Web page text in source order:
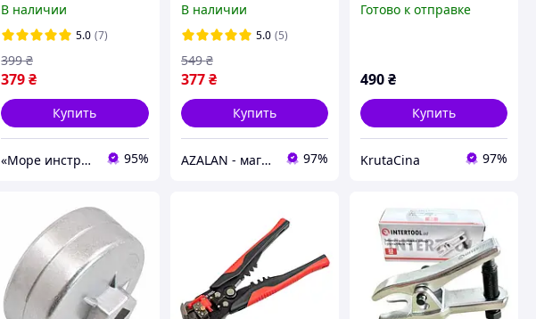
мм Intertool STP HT-
7001
В наличии
5.0 (7)
379₴
399 ₴
Купить
«Море инструментов» 95%
обжимных клемм,
STORM INTERTOOL HT-
7024
В наличии
5.0 (5)
377 ₴
549 ₴
Купить
AZALAN - магазин инструментов для дома и сада 97%
Bigstreen 22159 4 шт
изогнутые прямые
Готово к отправке
490₴
Купить
KrutaCina 97%